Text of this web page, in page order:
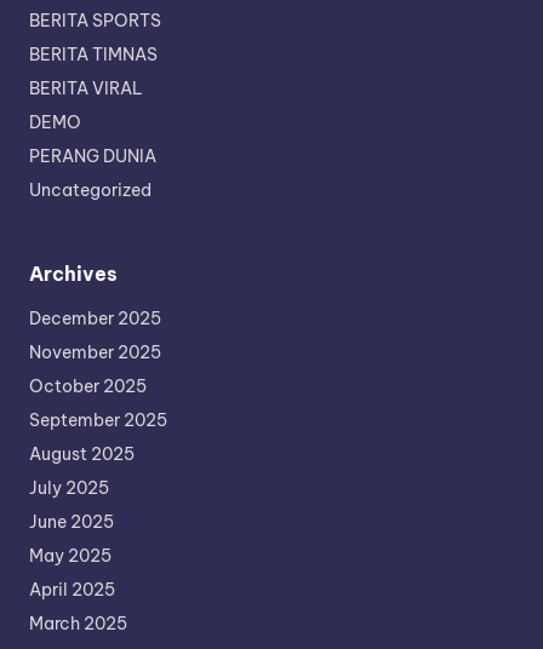
BERITA SPORTS
BERITA TIMNAS
BERITA VIRAL
DEMO
PERANG DUNIA
Uncategorized
Archives
December 2025
November 2025
October 2025
September 2025
August 2025
July 2025
June 2025
May 2025
April 2025
March 2025